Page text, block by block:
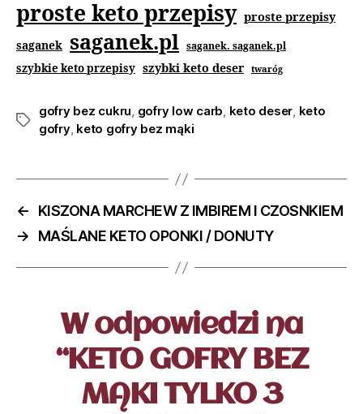
proste keto przepisy proste przepisy
saganek saganek.pl saganek. saganek.pl
szybkie keto przepisy szybki keto deser twaróg
gofry bez cukru, gofry low carb, keto deser, keto
gofry, keto gofry bez mąki
←
KISZONA MARCHEW Z IMBIREM I CZOSNKIEM
→
MAŚLANE KETO OPONKI / DONUTY
W odpowiedzi na
“KETO GOFRY BEZ
MĄKI TYLKO 3